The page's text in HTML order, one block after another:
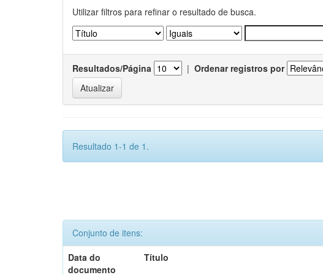
Utilizar filtros para refinar o resultado de busca.
Resultados/Página | Ordenar registros por
Resultado 1-1 de 1.
Conjunto de itens:
Data do
documento
Título